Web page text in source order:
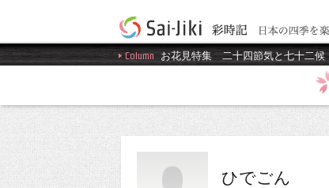
Column お花見特集 二十四節気と七十二候
ひでごん